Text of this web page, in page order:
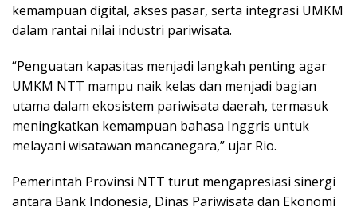
kemampuan digital, akses pasar, serta integrasi UMKM
dalam rantai nilai industri pariwisata.
“Penguatan kapasitas menjadi langkah penting agar
UMKM NTT mampu naik kelas dan menjadi bagian
utama dalam ekosistem pariwisata daerah, termasuk
meningkatkan kemampuan bahasa Inggris untuk
melayani wisatawan mancanegara,” ujar Rio.
Pemerintah Provinsi NTT turut mengapresiasi sinergi
antara Bank Indonesia, Dinas Pariwisata dan Ekonomi